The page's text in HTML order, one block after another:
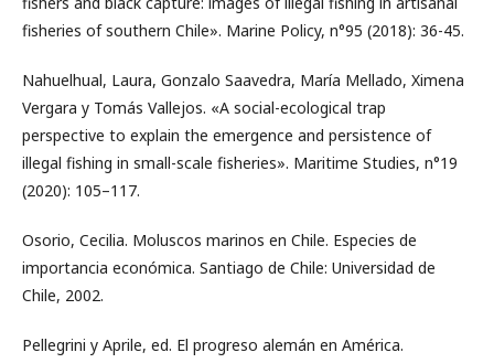
fisheries of southern Chile». Marine Policy, n°95 (2018): 36-45.
Nahuelhual, Laura, Gonzalo Saavedra, María Mellado, Ximena
Vergara y Tomás Vallejos. «A social-ecological trap
perspective to explain the emergence and persistence of
illegal fishing in small-scale fisheries». Maritime Studies, n°19
(2020): 105–117.
Osorio, Cecilia. Moluscos marinos en Chile. Especies de
importancia económica. Santiago de Chile: Universidad de
Chile, 2002.
Pellegrini y Aprile, ed. El progreso alemán en América.